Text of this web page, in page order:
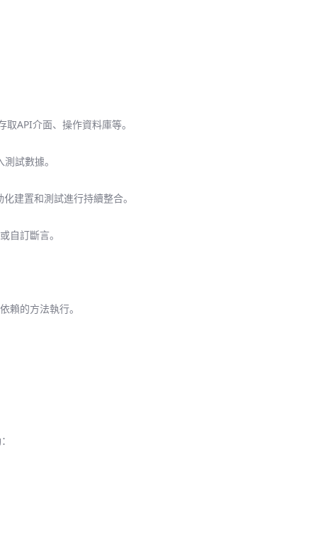
API介面、操作資料庫等。
試數據。
建置和測試進行持續整合。
自訂斷言。
賴的方法執行。